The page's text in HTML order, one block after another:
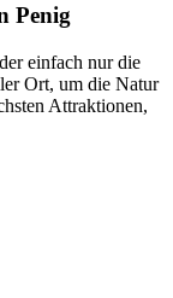
Penig
einfach nur die
Ort, um die Natur
Attraktionen,